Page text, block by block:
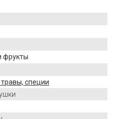
фрукты
специи